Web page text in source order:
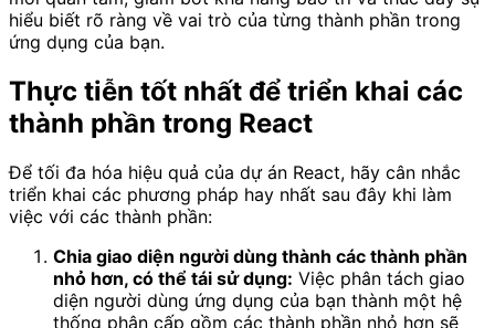
hiểu biết rõ ràng về vai trò của từng thành phần trong
ứng dụng của bạn.
Thực tiễn tốt nhất để triển khai các
thành phần trong React
Để tối đa hóa hiệu quả của dự án React, hãy cân nhắc
triển khai các phương pháp hay nhất sau đây khi làm
việc với các thành phần:
Chia giao diện người dùng thành các thành phần
nhỏ hơn, có thể tái sử dụng: Việc phân tách giao
diện người dùng ứng dụng của bạn thành một hệ
thống phân cấp gồm các thành phần nhỏ hơn sẽ